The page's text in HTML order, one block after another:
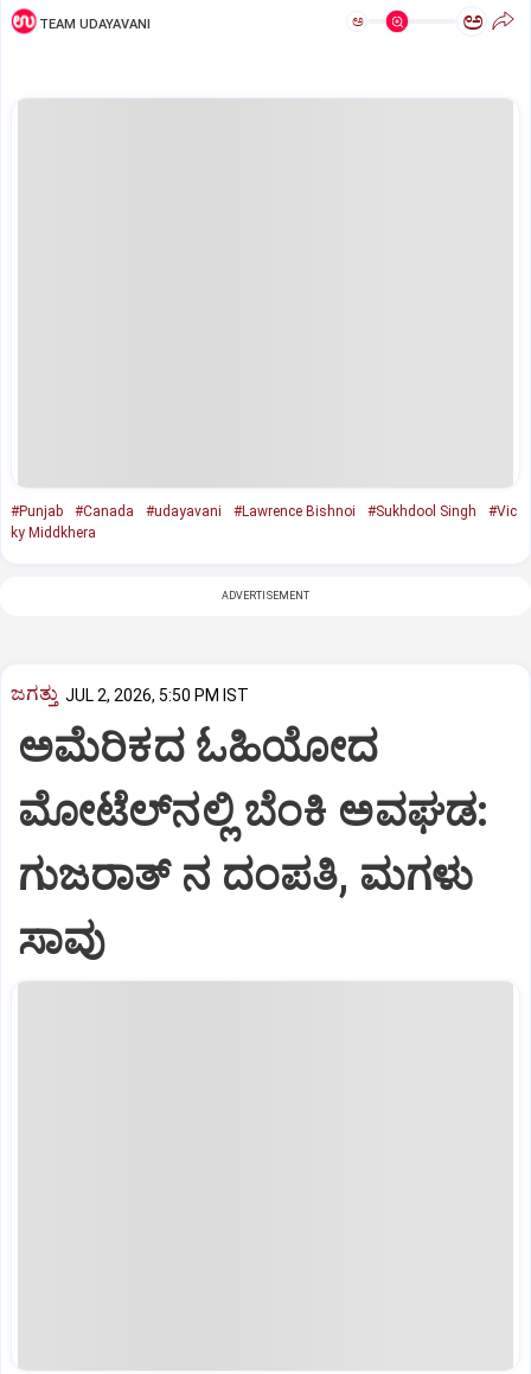
TEAM UDAYAVANI ಅ ಅ
#Punjab #Canada #udayavani #Lawrence Bishnoi #Sukhdool Singh
#Vic
ky Middkhera
ADVERTISEMENT
ಜಗತ್ತು JUL 2, 2026, 5:50 PM IST
ಅಮೆರಿಕದ ಓಹಿಯೋದ
ಮೋಟೆಲ್‌ನಲ್ಲಿ ಬೆಂಕಿ ಅವಘಡ:
ಗುಜರಾತ್‌ ನ ದಂಪತಿ, ಮಗಳು
ಸಾವು